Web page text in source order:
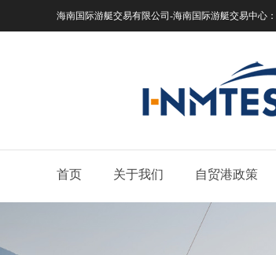
海南国际游艇交易有限公司-海南国际游艇交易中心：
首页 关于我们 自贸港政策